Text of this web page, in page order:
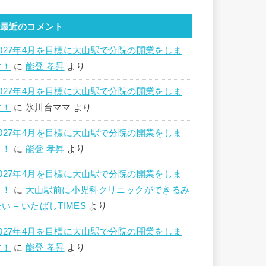
最近のコメント
年4月を目標に大山駅で分院の開業をしま
に 能登 孝昇 より
年4月を目標に大山駅で分院の開業をしま
に 氷川台ママ より
年4月を目標に大山駅で分院の開業をしま
に 能登 孝昇 より
年4月を目標に大山駅で分院の開業をしま
に 大山駅前に小児科クリニックができるみ
い – いたばしTIMES より
年4月を目標に大山駅で分院の開業をしま
に 能登 孝昇 より